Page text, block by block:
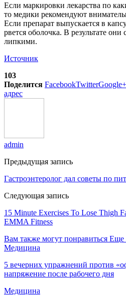
Если маркировки лекарства по
то медики рекомендуют
Если препарат выпускается в
рвется оболочка. В результате они
липкими.
Источник
103
Поделится FacebookTwitterGoogle+
адрес
admin
Предыдущая запись
Гастроэнтеролог дал советы по
Следующая запись
15 Minute Exercises To Lose Thigh
EMMA Fitness
Вам также могут понравиться Еще
Медицина
5 вечерних упражнений против
напряжение после рабочего дня
Медицина